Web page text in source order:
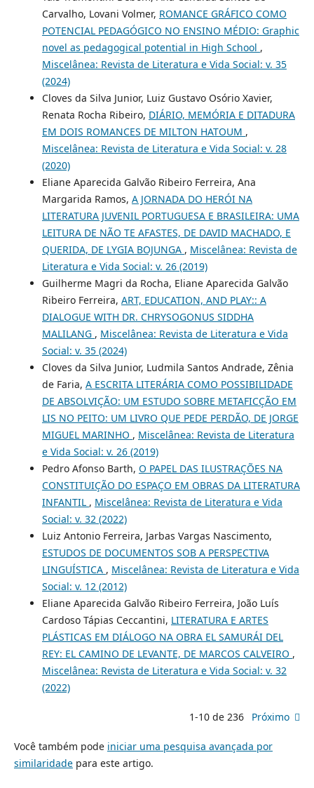
Carvalho, Lovani Volmer, ROMANCE GRÁFICO COMO
POTENCIAL PEDAGÓGICO NO ENSINO MÉDIO: Graphic
novel as pedagogical potential in High School ,
Miscelânea: Revista de Literatura e Vida Social: v. 35
(2024)
Cloves da Silva Junior, Luiz Gustavo Osório Xavier,
Renata Rocha Ribeiro, DIÁRIO, MEMÓRIA E DITADURA
EM DOIS ROMANCES DE MILTON HATOUM ,
Miscelânea: Revista de Literatura e Vida Social: v. 28
(2020)
Eliane Aparecida Galvão Ribeiro Ferreira, Ana
Margarida Ramos, A JORNADA DO HERÓI NA
LITERATURA JUVENIL PORTUGUESA E BRASILEIRA: UMA
LEITURA DE NÃO TE AFASTES, DE DAVID MACHADO, E
QUERIDA, DE LYGIA BOJUNGA , Miscelânea: Revista de
Literatura e Vida Social: v. 26 (2019)
Guilherme Magri da Rocha, Eliane Aparecida Galvão
Ribeiro Ferreira, ART, EDUCATION, AND PLAY:: A
DIALOGUE WITH DR. CHRYSOGONUS SIDDHA
MALILANG , Miscelânea: Revista de Literatura e Vida
Social: v. 35 (2024)
Cloves da Silva Junior, Ludmila Santos Andrade, Zênia
de Faria, A ESCRITA LITERÁRIA COMO POSSIBILIDADE
DE ABSOLVIÇÃO: UM ESTUDO SOBRE METAFICÇÃO EM
LIS NO PEITO: UM LIVRO QUE PEDE PERDÃO, DE JORGE
MIGUEL MARINHO , Miscelânea: Revista de Literatura
e Vida Social: v. 26 (2019)
Pedro Afonso Barth, O PAPEL DAS ILUSTRAÇÕES NA
CONSTITUIÇÃO DO ESPAÇO EM OBRAS DA LITERATURA
INFANTIL , Miscelânea: Revista de Literatura e Vida
Social: v. 32 (2022)
Luiz Antonio Ferreira, Jarbas Vargas Nascimento,
ESTUDOS DE DOCUMENTOS SOB A PERSPECTIVA
LINGUÍSTICA , Miscelânea: Revista de Literatura e Vida
Social: v. 12 (2012)
Eliane Aparecida Galvão Ribeiro Ferreira, João Luís
Cardoso Tápias Ceccantini, LITERATURA E ARTES
PLÁSTICAS EM DIÁLOGO NA OBRA EL SAMURÁI DEL
REY: EL CAMINO DE LEVANTE, DE MARCOS CALVEIRO ,
Miscelânea: Revista de Literatura e Vida Social: v. 32
(2022)
1-10 de 236 Próximo
Você também pode iniciar uma pesquisa avançada por
similaridadepara este artigo.